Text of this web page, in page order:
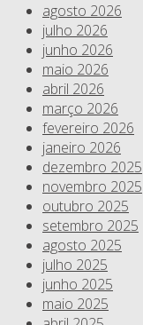
agosto 2026
julho 2026
junho 2026
maio 2026
abril 2026
março 2026
fevereiro 2026
janeiro 2026
dezembro 2025
novembro 2025
outubro 2025
setembro 2025
agosto 2025
julho 2025
junho 2025
maio 2025